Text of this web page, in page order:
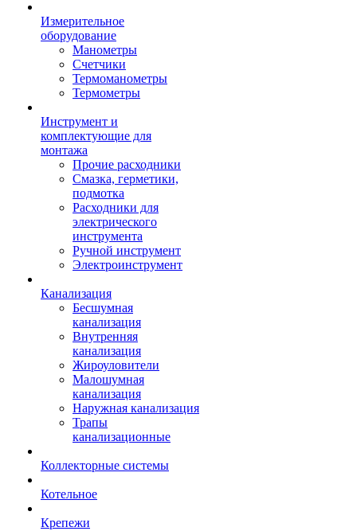
Измерительное
оборудование
Манометры
Счетчики
Термоманометры
Термометры
Инструмент и
комплектующие для
монтажа
Прочие расходники
Смазка, герметики,
подмотка
Расходники для
электрического
инструмента
Ручной инструмент
Электроинструмент
Канализация
Бесшумная
канализация
Внутренняя
канализация
Жироуловители
Малошумная
канализация
Наружная канализация
Трапы
канализационные
Коллекторные системы
Котельное
Крепежи